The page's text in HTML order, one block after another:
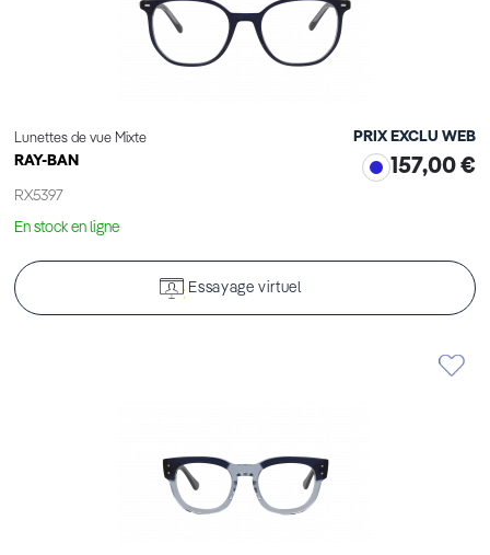
Lunettes de vue Mixte
RAY-BAN
RX5397
PRIX EXCLU WEB
157,00 €
En stock en ligne
Essayage virtuel